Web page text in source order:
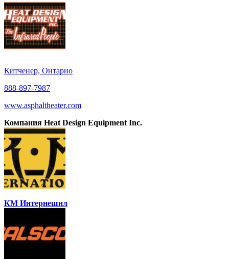
Китченер, Онтарио
888-897-7987
www.asphaltheater.com
Компания Heat Design Equipment Inc.
КМ Интернешнл